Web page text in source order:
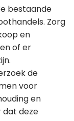
bestaande
Zorg
en
of er
de
voor
en
dat deze